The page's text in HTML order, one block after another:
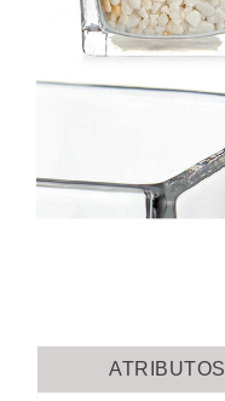
ATRIBUTOS